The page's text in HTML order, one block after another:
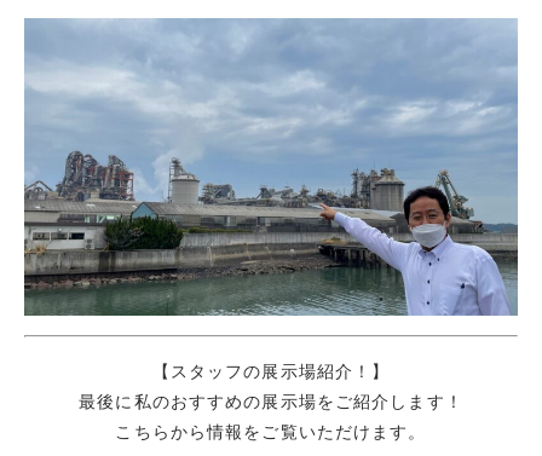
【スタッフの展示場紹介！】
最後に私のおすすめの展示場をご紹介します！
こちらから情報をご覧いただけます。